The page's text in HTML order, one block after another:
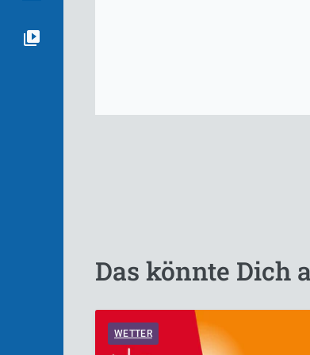
Das könnte Dich
WETTER